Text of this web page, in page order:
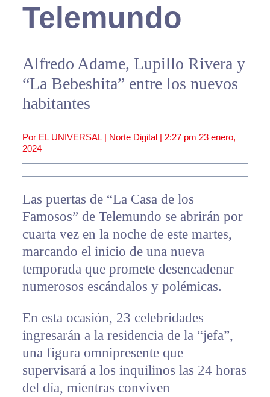
Telemundo
Alfredo Adame, Lupillo Rivera y
“La Bebeshita” entre los nuevos
habitantes
Por EL UNIVERSAL | Norte Digital | 2:27 pm 23 enero,
2024
Las puertas de “La Casa de los
Famosos” de Telemundo se abrirán por
cuarta vez en la noche de este martes,
marcando el inicio de una nueva
temporada que promete desencadenar
numerosos escándalos y polémicas.
En esta ocasión, 23 celebridades
ingresarán a la residencia de la “jefa”,
una figura omnipresente que
supervisará a los inquilinos las 24 horas
del día, mientras conviven